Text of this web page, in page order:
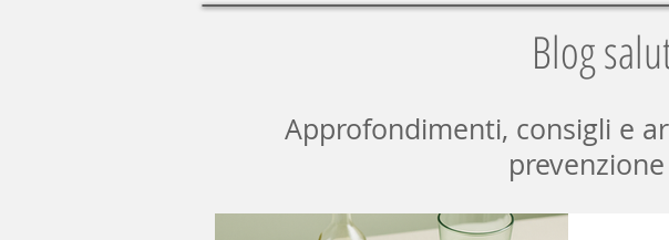
Blog
Approfondimenti, consigli e